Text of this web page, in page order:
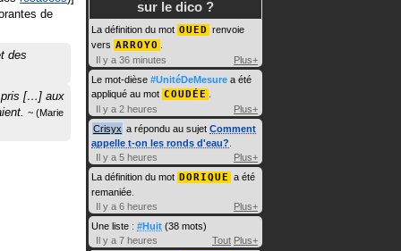
de
des
pris […] aux
Marie
sur le dico ?
La définition du mot OUED renvoie
vers ARROYO
Il y a 36 minutes
Plus+
Le mot-dièse #UnitéDeMesure a été
appliqué au mot COUDÉE
Il y a 2 heures
Plus+
Crisyx a répondu au sujet Comment
appelle t-on les ronds d'eau?
Il y a 5 heures
Plus+
La définition du mot DORIQUE a été
remaniée.
Il y a 6 heures
Plus+
Une liste : #Huit (38 mots)
Il y a 7 heures
Tout Plus+